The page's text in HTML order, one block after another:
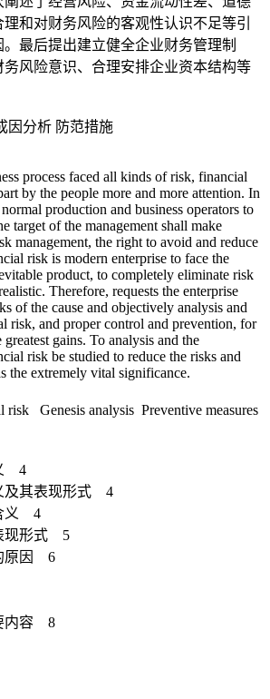
和对财务风险的客观性认识不足等引
最后提出建立健全企业财务管理制
风险意识、合理安排企业资本结构等
因分析 防范措施
process faced all kinds of risk, financial
by the people more and more attention. In
production and business operators to
target of the management shall make
management, the right to avoid and reduce
risk is modern enterprise to face the
product, to completely eliminate risk
Therefore, requests the enterprise
of the cause and objectively analysis and
risk, and proper control and prevention, for
greatest gains. To analysis and the
risk be studied to reduce the risks and
the extremely vital significance.
risk Genesis analysis Preventive measures
4
及其表现形式 4
义 4
现形式 5
原因 6
内容 8